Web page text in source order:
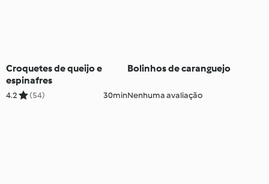
Croquetes de queijo e
espinafres
4.2 (54) 30min
Bolinhos de caranguejo
Nenhuma avaliação